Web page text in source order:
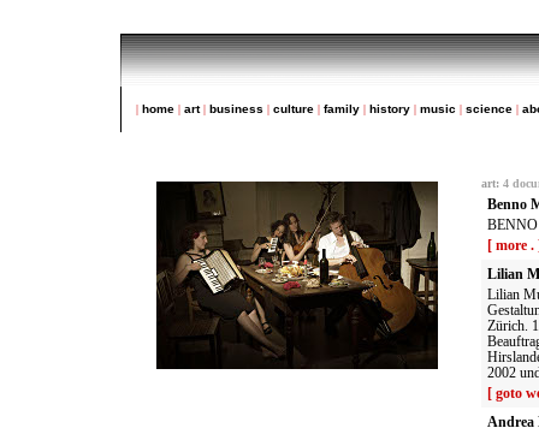
| home | art| business | culture | family | history | music | science |
art: 4
Benno
BENNO
[ more .
Lilian
Lilian
Zürich.
2002
[ goto
Andrea